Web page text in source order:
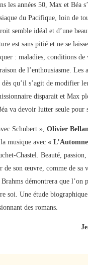
les années 50, Max et Béa
du Pacifique, loin de
semble idéal et d’une
est sans pitié et ne se
: maladies, conditions
de l’enthousiasme. Les
dès qu’il s’agit de modifier
disparait et Max
va devoir lutter seule pour
Schubert », Olivier
musique avec «
Chastel. Beauté,
de son œuvre, comme de sa
démontrera que l’on
soi. Une étude
des romans.